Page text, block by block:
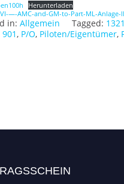
Herunterladen
—-AMC-and-GM-to-Part-ML-Anlage-
in: Allgemein Tagged:
, P/O, Piloten/Eigentümer,